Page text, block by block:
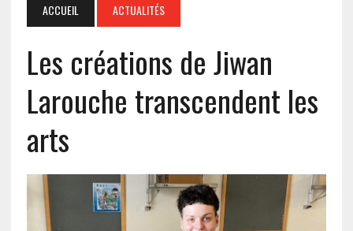
ACCUEIL ACTUALITÉS
Les créations de Jiwan
Larouche transcendent les
arts